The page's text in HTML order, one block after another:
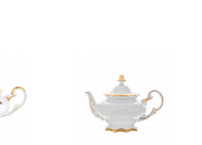
утро начинается с прикосновения к